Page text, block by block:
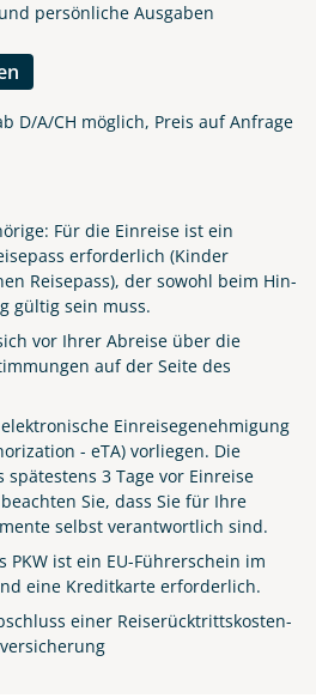
persönliche Ausgaben
D/A/CH möglich, Preis auf Anfrage
Für die Einreise ist ein
erforderlich (Kinder
Reisepass), der sowohl beim Hin-
gültig sein muss.
vor Ihrer Abreise über die
auf der Seite des
Einreisegenehmigung
- eTA) vorliegen. Die
3 Tage vor Einreise
Sie, dass Sie für Ihre
selbst verantwortlich sind.
PKW ist ein EU-Führerschein im
eine Kreditkarte erforderlich.
einer Reiserücktrittskosten-